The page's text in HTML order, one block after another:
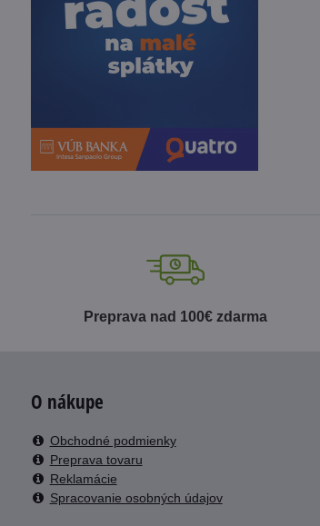
Preprava nad 100€ zdarma
O nákupe
Obchodné podmienky
Preprava tovaru
Reklamácie
Spracovanie osobných údajov